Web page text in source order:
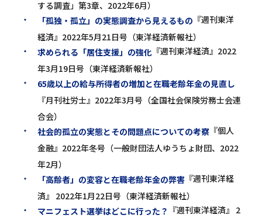
する調査」第3章、2022年6月）
「孤独・孤立」の実態調査から見えるもの 『週刊東洋
経済』2022年5月21日号（東洋経済新報社）
求められる「居住支援」の強化 『週刊東洋経済』2022
年3月19日号（東洋経済新報社）
65歳以上の給与所得者の増加と在職老齢年金の見直し
『月刊社労士』2022年3月号（全国社会保険労務士会連
合会）
社会的孤立の実態とその問題点についての考察『個人
金融』2022年冬号（一般財団法人ゆうちょ財団、2022
年2月）
「高齢者」の変容と在職老齢年金の弊害『週刊東洋経
済』 2022年1月22日号（東洋経済新報社）
マニフェスト選挙はどこに行った？ 『週刊東洋経済』 2